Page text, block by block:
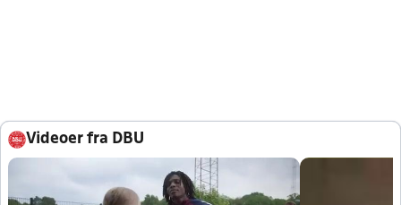
Videoer fra DBU